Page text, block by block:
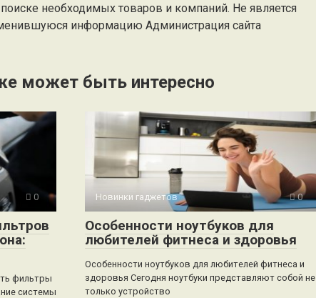
необходимых товаров и компаний. Не является
информацию Администрация сайта
может быть интересно
0
фильтры
системы
Новинки гаджетов 0
Особенности ноутбуков для
любителей фитнеса и здоровья
Особенности ноутбуков для любителей фитнеса и
здоровья Сегодня ноутбуки представляют собой не
только устройство